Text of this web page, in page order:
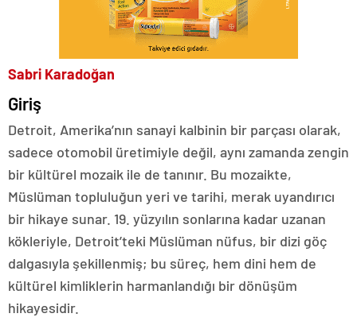
Sabri Karadoğan
Giriş
Detroit, Amerika’nın sanayi kalbinin bir parçası olarak,
sadece otomobil üretimiyle değil, aynı zamanda zengin
bir kültürel mozaik ile de tanınır. Bu mozaikte,
Müslüman topluluğun yeri ve tarihi, merak uyandırıcı
bir hikaye sunar. 19. yüzyılın sonlarına kadar uzanan
kökleriyle, Detroit’teki Müslüman nüfus, bir dizi göç
dalgasıyla şekillenmiş; bu süreç, hem dini hem de
kültürel kimliklerin harmanlandığı bir dönüşüm
hikayesidir.